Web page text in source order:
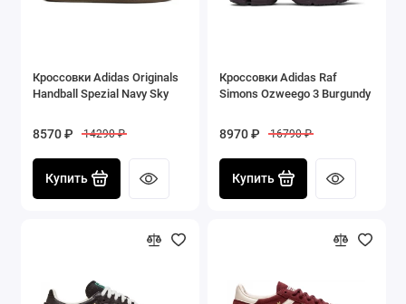
Кроссовки Adidas Originals
Handball Spezial Navy Sky
8570 ₽ 14290 ₽
Купить
Кроссовки Adidas Raf
Simons Ozweego 3 Burgundy
8970 ₽ 16790 ₽
Купить